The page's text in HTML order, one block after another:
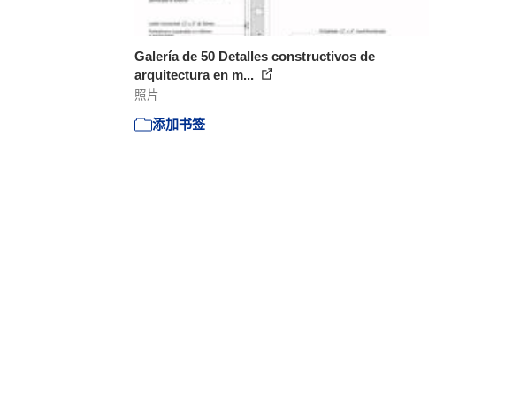
Galería de 50 Detalles constructivos de
arquitectura en m...
照片
添加书签